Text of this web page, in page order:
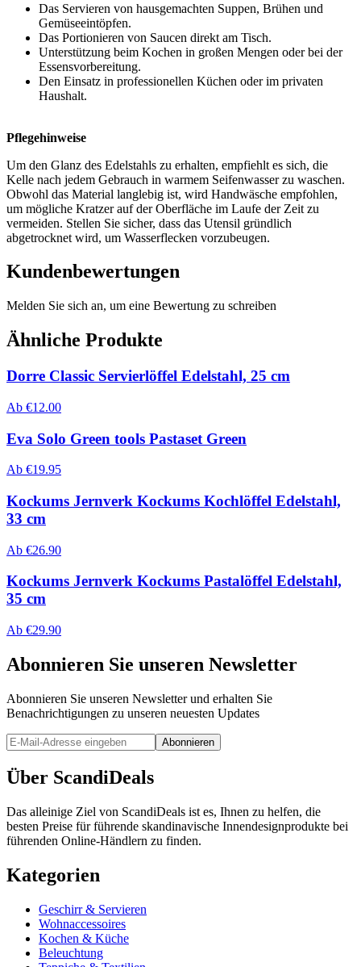
Das Servieren von hausgemachten Suppen, Brühen und
Gemüseeintöpfen.
Das Portionieren von Saucen direkt am Tisch.
Unterstützung beim Kochen in großen Mengen oder bei der
Essensvorbereitung.
Den Einsatz in professionellen Küchen oder im privaten
Haushalt.
Pflegehinweise
Um den Glanz des Edelstahls zu erhalten, empfiehlt es sich, die
Kelle nach jedem Gebrauch in warmem Seifenwasser zu waschen.
Obwohl das Material langlebig ist, wird Handwäsche empfohlen,
um mögliche Kratzer auf der Oberfläche im Laufe der Zeit zu
vermeiden. Stellen Sie sicher, dass das Utensil gründlich
abgetrocknet wird, um Wasserflecken vorzubeugen.
Kundenbewertungen
Melden Sie sich an, um eine Bewertung zu schreiben
Ähnliche Produkte
Dorre Classic Servierlöffel Edelstahl, 25 cm
Ab €12.00
Eva Solo Green tools Pastaset Green
Ab €19.95
Kockums Jernverk Kockums Kochlöffel Edelstahl,
33 cm
Ab €26.90
Kockums Jernverk Kockums Pastalöffel Edelstahl,
35 cm
Ab €29.90
Abonnieren Sie unseren Newsletter
Abonnieren Sie unseren Newsletter und erhalten Sie
Benachrichtigungen zu unseren neuesten Updates
Abonnieren
Über ScandiDeals
Das alleinige Ziel von ScandiDeals ist es, Ihnen zu helfen, die
besten Preise für führende skandinavische Innendesignprodukte bei
führenden Online-Händlern zu finden.
Kategorien
Geschirr & Servieren
Wohnaccessoires
Kochen & Küche
Beleuchtung